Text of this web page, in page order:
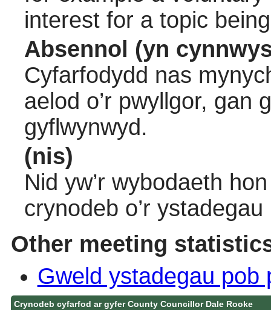
interest for a topic
Absennol (yn
Cyfarfodydd nas
aelod o’r pwyllgor, gan
gyflwynwyd.
(nis)
Nid yw’r wybodaeth
crynodeb o’r
Other meeting
Gweld ystadegau pob
Crynodeb cyfarfod ar gyfer County Councillor Dale Rooke